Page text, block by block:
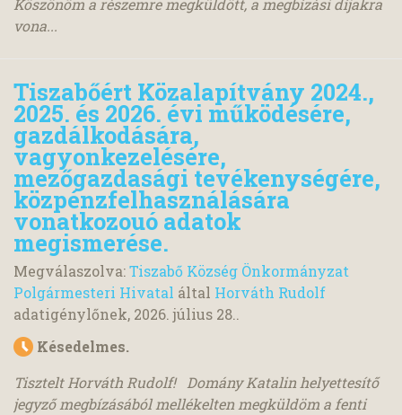
vona...
Tiszabőért Közalapítvány 2024.,
2025. és 2026. évi működésére,
gazdálkodására,
vagyonkezelésére,
mezőgazdasági tevékenységére,
közpénzfelhasználására
vonatkozouó adatok
megismerése.
Megválaszolva:Tiszabő Község Önkormányzat
Polgármesteri Hivatal által Horváth Rudolf
adatigénylőnek, 2026. július 28..
Késedelmes.
Tisztelt Horváth Rudolf! Domány Katalin helyettesítő
jegyző megbízásából mellékelten megküldöm a fenti